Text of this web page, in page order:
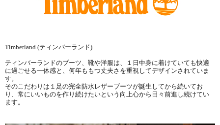
Timberland (ティンバーランド)
ティンバーランドのブーツ、靴や洋服は、１日中身に着けていても快適
に過ごせる一体感と、何年ももつ丈夫さを重視してデザインされていま
す。
そのこだわりは１足の完全防水レザーブーツが誕生してから続いてお
り、常にいいものを作り続けたいという向上心から日々前進し続けてい
ます。